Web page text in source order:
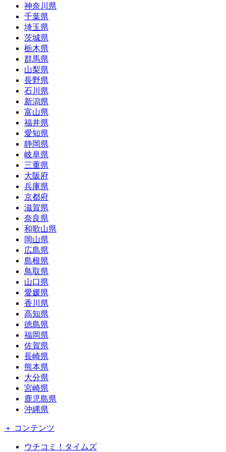
神奈川県
千葉県
埼玉県
茨城県
栃木県
群馬県
山梨県
長野県
石川県
新潟県
富山県
福井県
愛知県
静岡県
岐阜県
三重県
大阪府
兵庫県
京都府
滋賀県
奈良県
和歌山県
岡山県
広島県
島根県
鳥取県
山口県
愛媛県
香川県
高知県
徳島県
福岡県
佐賀県
長崎県
熊本県
大分県
宮崎県
鹿児島県
沖縄県
＋ コンテンツ
ウチコミ！タイムズ